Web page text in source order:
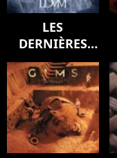
LES
DERNIÈRES
VOLONTÉS DE
MOZART
(SYMPHONY)